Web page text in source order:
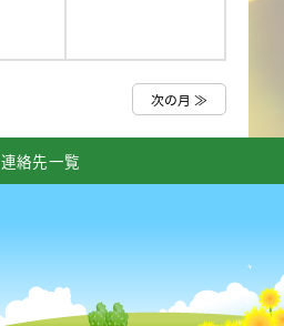
次の月 ≫
連絡先一覧